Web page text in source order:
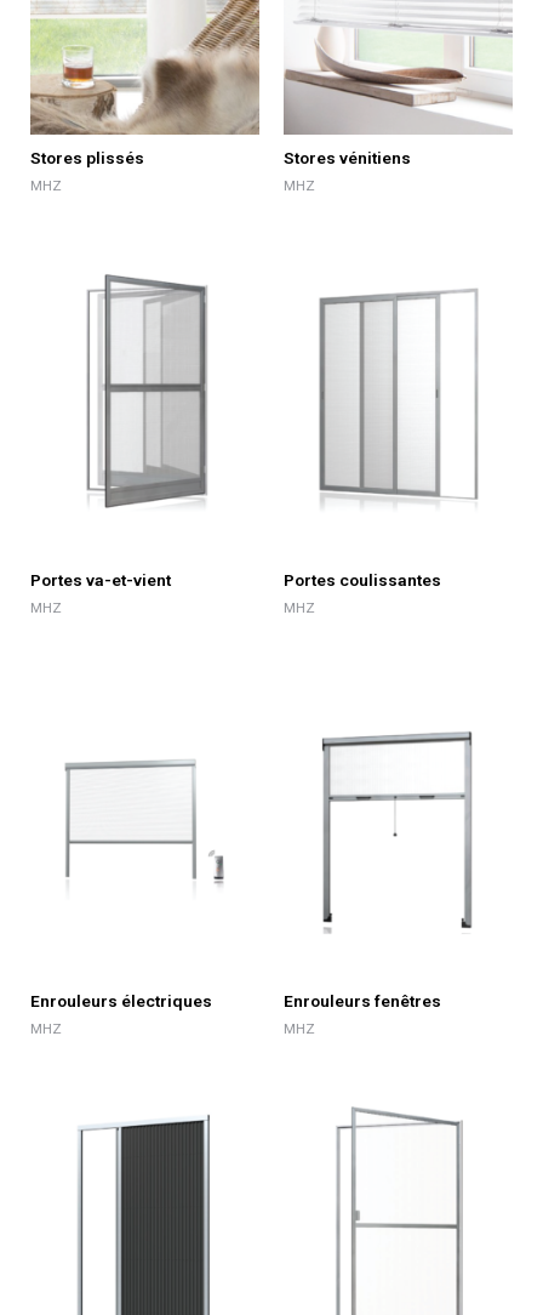
Stores plissés
MHZ
Stores vénitiens
MHZ
Portes va-et-vient
MHZ
Portes coulissantes
MHZ
Enrouleurs électriques
MHZ
Enrouleurs fenêtres
MHZ